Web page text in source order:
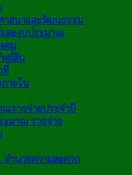
าสนาและวัฒนธรรม
ละงบประมาณ
คม
ย์สิน
ที่
ายใน
รายจ่ายประจำปี
มาณ รายจ่าย
ำนวยความสะดวก